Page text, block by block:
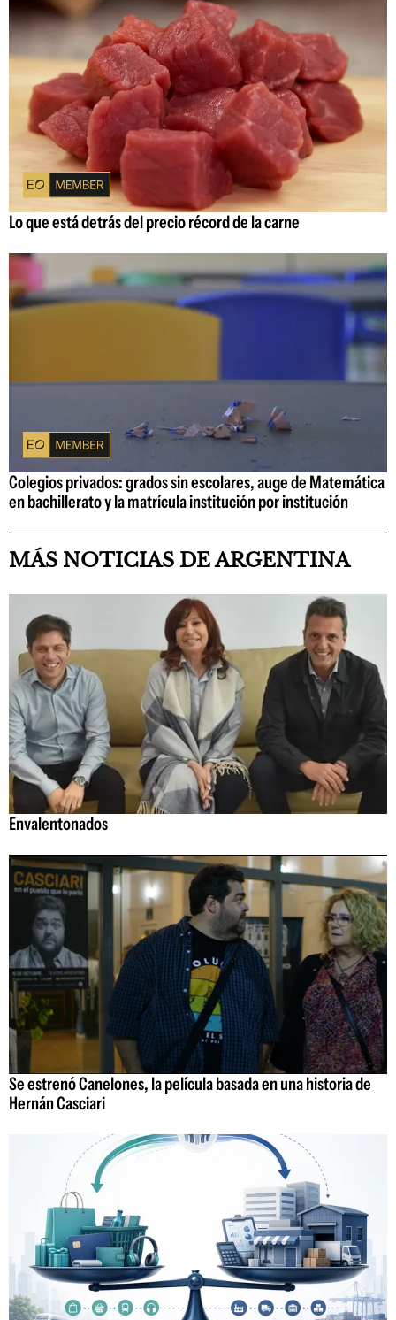
Lo que está detrás del precio récord de la carne
Colegios privados: grados sin escolares, auge de Matemática
en bachillerato y la matrícula institución por institución
MÁS NOTICIAS DE ARGENTINA
Envalentonados
Se estrenó Canelones, la película basada en una historia de
Hernán Casciari